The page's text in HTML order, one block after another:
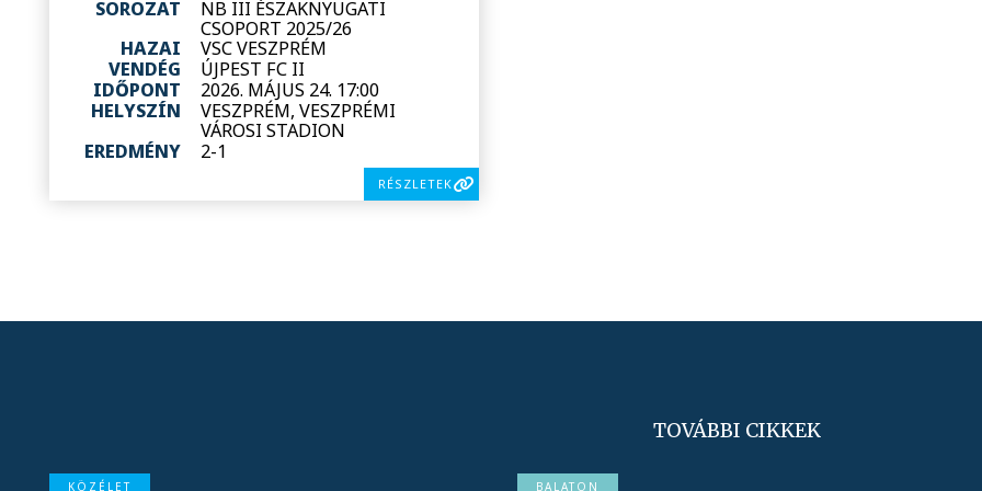
SOROZAT
NB III ÉSZAKNYUGATI
CSOPORT 2025/26
HAZAI
VSC VESZPRÉM
VENDÉG
ÚJPEST FC II
IDŐPONT
2026. MÁJUS 24. 17:00
HELYSZÍN
VESZPRÉM, VESZPRÉMI
VÁROSI STADION
EREDMÉNY
2-1
RÉSZLETEK
TOVÁBBI CIKKEK
KÖZÉLET BALATON